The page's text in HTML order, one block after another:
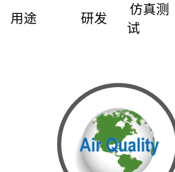
用途 研发
仿真测
试